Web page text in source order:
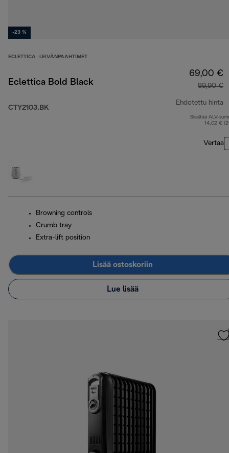
-23 %
ECLETTICA -LEIVÄNPAAHTIMET
Eclettica Bold Black
CTY2103.BK
69,00 €
89,90 €
Ehdotettu hinta
Sisältää ALV-
14,02 €
Vertaa
Browning controls
Crumb tray
Extra-lift position
Lisää ostoskoriin
Lue lisää